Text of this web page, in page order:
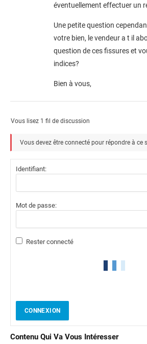
éventuellement effectuer un
Une petite question
votre bien, le vendeur a t il
question de ces fissures et
indices?
Bien à vous,
Vous lisez 1 fil de discussion
Vous devez être connecté pour répondre à ce
Identifiant:
Mot de passe:
Rester connecté
CONNEXION
Contenu Qui Va Vous Intéresser